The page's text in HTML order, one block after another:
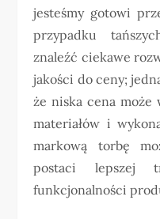
jesteśmy gotowi
przypadku
znaleźć ciekawe
jakości do ceny;
że niska cena może
materiałów i
markową torbę
postaci lepszej
funkcjonalności